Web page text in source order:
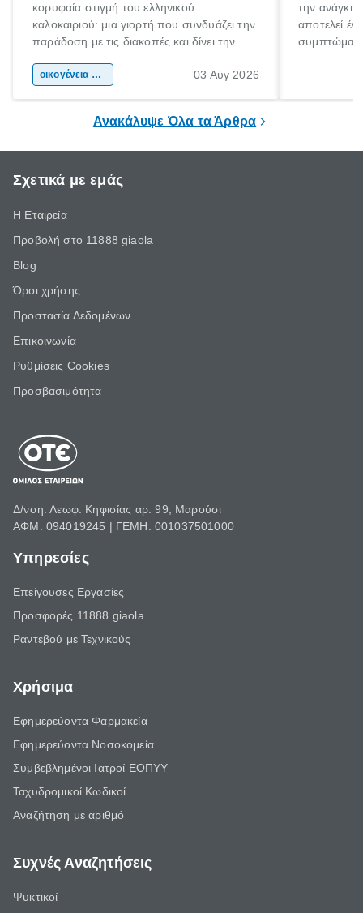
κορυφαία στιγμή του ελληνικού
καλοκαιριού: μια γιορτή που συνδυάζει την
παράδοση με τις διακοπές και δίνει την
χώρας. Είτε πρόκειται για λίγες μέρες
οικογένεια & παιδί 03 Αύγ 2026
την ανάγκη
αποτελεί
Ανακάλυψε Όλα τα Άρθρα
Σχετικά με εμάς
Η Εταιρεία
Προβολή στο 11888 giaola
Blog
Όροι χρήσης
Προστασία Δεδομένων
Επικοινωνία
Ρυθμίσεις Cookies
Προσβασιμότητα
Δ/νση: Λεωφ. Κηφισίας αρ. 99, Μαρούσι
ΑΦΜ: 094019245 | ΓΕΜΗ: 001037501000
Υπηρεσίες
Επείγουσες Εργασίες
Προσφορές 11888 giaola
Ραντεβού με Τεχνικούς
Χρήσιμα
Εφημερεύοντα Φαρμακεία
Εφημερεύοντα Νοσοκομεία
Συμβεβλημένοι Ιατροί ΕΟΠΥΥ
Ταχυδρομικοί Κωδικοί
Αναζήτηση με αριθμό
Συχνές Αναζητήσεις
Ψυκτικοί